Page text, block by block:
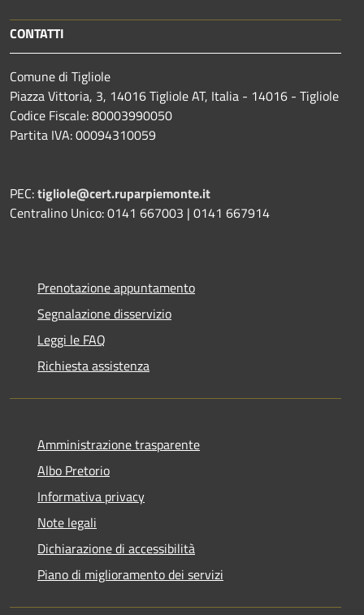
CONTATTI
Comune di Tigliole
Piazza Vittoria, 3, 14016 Tigliole AT, Italia - 14016 - Tigliole
Codice Fiscale: 80003990050
Partita IVA: 00094310059
PEC:tigliole@cert.ruparpiemonte.it
Centralino Unico: 0141 667003 | 0141 667914
Prenotazione appuntamento
Segnalazione disservizio
Leggi le FAQ
Richiesta assistenza
Amministrazione trasparente
Albo Pretorio
Informativa privacy
Note legali
Dichiarazione di accessibilità
Piano di miglioramento dei servizi